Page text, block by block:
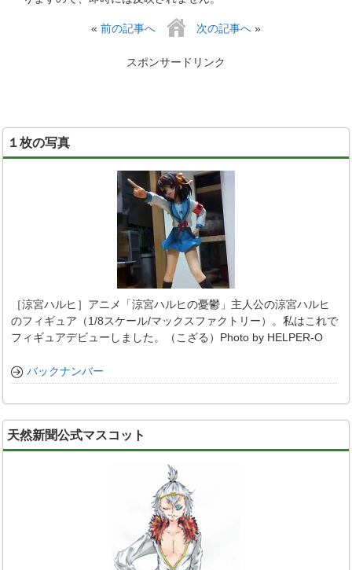
« 前の記事へ 次の記事へ »
スポンサードリンク
１枚の写真
［涼宮ハルヒ］アニメ「涼宮ハルヒの憂鬱」主人公の涼宮ハルヒ
のフィギュア（1/8スケール/マックスファクトリー）。私はこれで
フィギュアデビューしました。（こざる）Photo by HELPER-O
バックナンバー
天然新聞公式マスコット